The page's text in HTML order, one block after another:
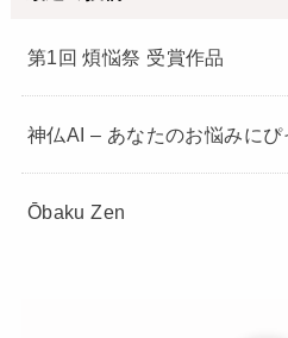
第1回 煩悩祭 受賞作品
神仏AI – あなたのお悩みに
Ōbaku Zen